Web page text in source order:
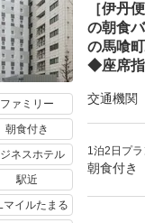
ファミリー
朝食付き
ネスホテル
駅近
マイルたまる
［伊丹
の朝食
の馬喰
◆座席指
交通機関
1泊2日プラ
朝食付き